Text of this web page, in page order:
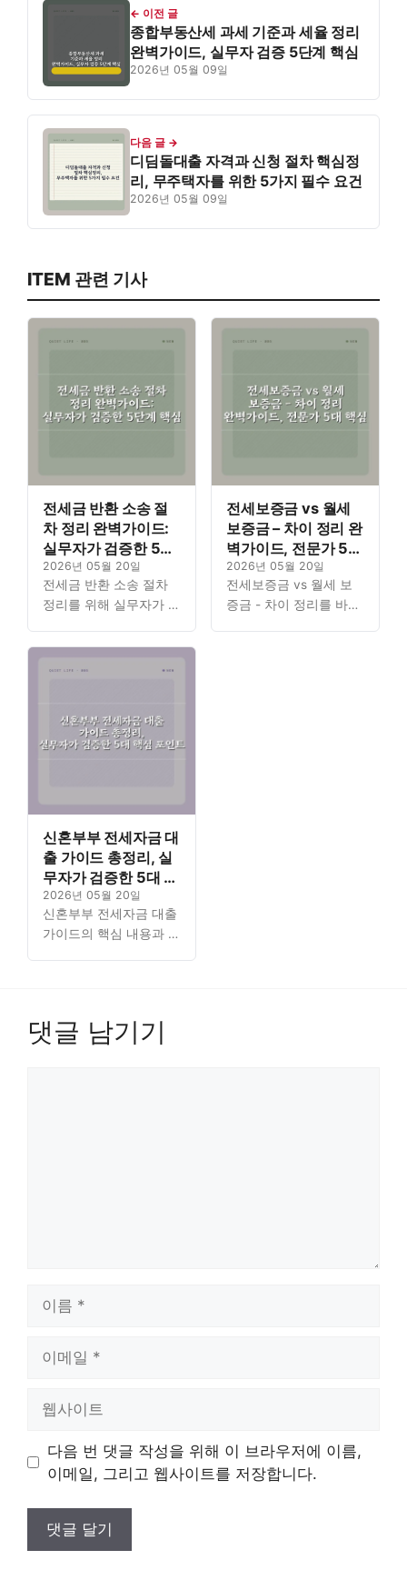
← 이전 글
종합부동산세 과세 기준과 세율 정리
완벽가이드, 실무자 검증 5단계 핵심
2026년 05월 09일
다음 글 →
디딤돌대출 자격과 신청 절차 핵심정
리, 무주택자를 위한 5가지 필수 요건
2026년 05월 09일
ITEM 관련 기사
전세금 반환 소송 절
차 정리 완벽가이드:
실무자가 검증한 5단
계 핵심
2026년 05월 20일
전세금 반환 소송 절차
정리를 위해 실무자가 검
히 안내합니다. 소중한
전세보증금 vs 월세
보증금 – 차이 정리 완
벽가이드, 전문가 5대
핵심
2026년 05월 20일
전세보증금 vs 월세 보
증금 - 차이 정리를 바탕
신혼부부 전세자금 대
출 가이드 총정리, 실
무자가 검증한 5대 핵
심 포인트
2026년 05월 20일
신혼부부 전세자금 대출
가이드의 핵심 내용과 자
분석했으니 대출의 모든
댓글 남기기
트
다음 번 댓글 작성을 위해 이 브라우저에 이름,
이메일, 그리고 웹사이트를 저장합니다.